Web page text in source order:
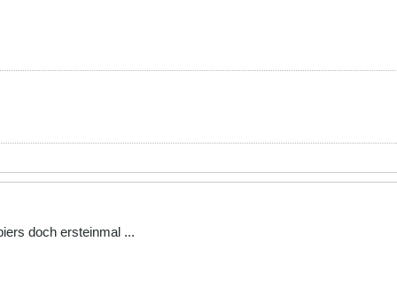
doch ersteinmal ...